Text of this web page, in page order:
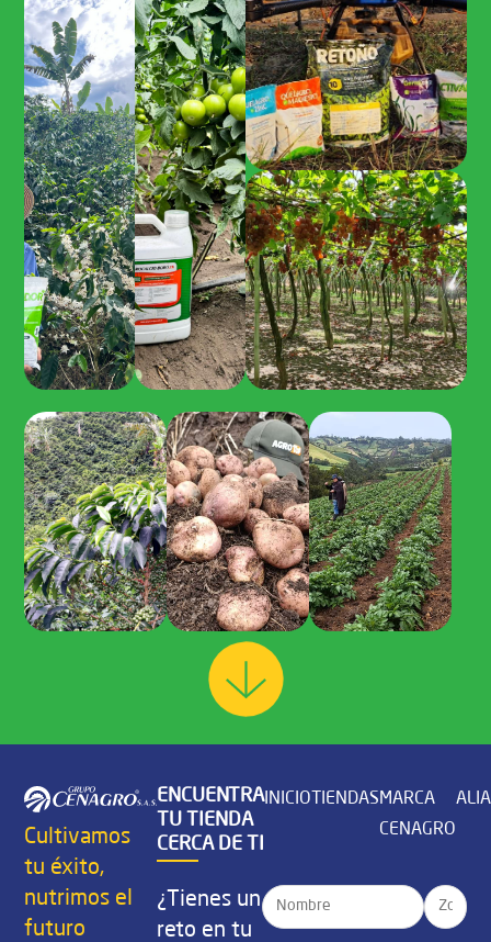
Cultivamos
tu éxito,
nutrimos el
futuro
ENCUENTRA
TU TIENDA
CERCA DE TI
INICIO TIENDASMARCA
CENAGRO
¿Tienes un
reto en tu